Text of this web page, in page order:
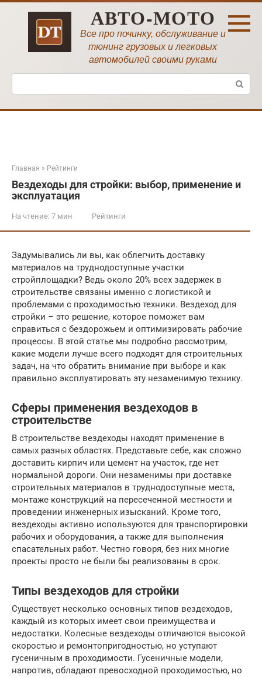
Перейти
АВТО-МОТО
Все про починку, обслуживание и
тюнинг грузовых и легковых
автомобилей своими руками
Поиск:
Главная » Рейтинги
Вездеходы для стройки: выбор, применение и
эксплуатация
На чтение: 7 мин Рейтинги
Задумывались ли вы, как облегчить доставку
материалов на труднодоступные участки
стройплощадки? Ведь около 20% всех задержек в
строительстве связаны именно с логистикой и
проблемами с проходимостью техники. Вездеход для
стройки – это решение, которое поможет вам
справиться с бездорожьем и оптимизировать рабочие
процессы. В этой статье мы подробно рассмотрим,
какие модели лучше всего подходят для строительных
задач, на что обратить внимание при выборе и как
правильно эксплуатировать эту незаменимую технику.
Сферы применения вездеходов в
строительстве
В строительстве вездеходы находят применение в
самых разных областях. Представьте себе, как сложно
доставить кирпич или цемент на участок, где нет
нормальной дороги. Они незаменимы при доставке
строительных материалов в труднодоступные места,
монтаже конструкций на пересеченной местности и
проведении инженерных изысканий. Кроме того,
вездеходы активно используются для транспортировки
рабочих и оборудования, а также для выполнения
спасательных работ. Честно говоря, без них многие
проекты просто не были бы реализованы в срок.
Типы вездеходов для стройки
Существует несколько основных типов вездеходов,
каждый из которых имеет свои преимущества и
недостатки. Колесные вездеходы отличаются высокой
скоростью и ремонтопригодностью, но уступают
гусеничным в проходимости. Гусеничные модели,
напротив, обладают превосходной проходимостью, но